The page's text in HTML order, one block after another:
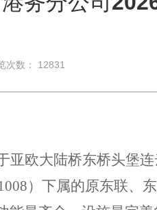
次数： 12831
亚欧大陆桥东桥头堡
）下属的原东联、